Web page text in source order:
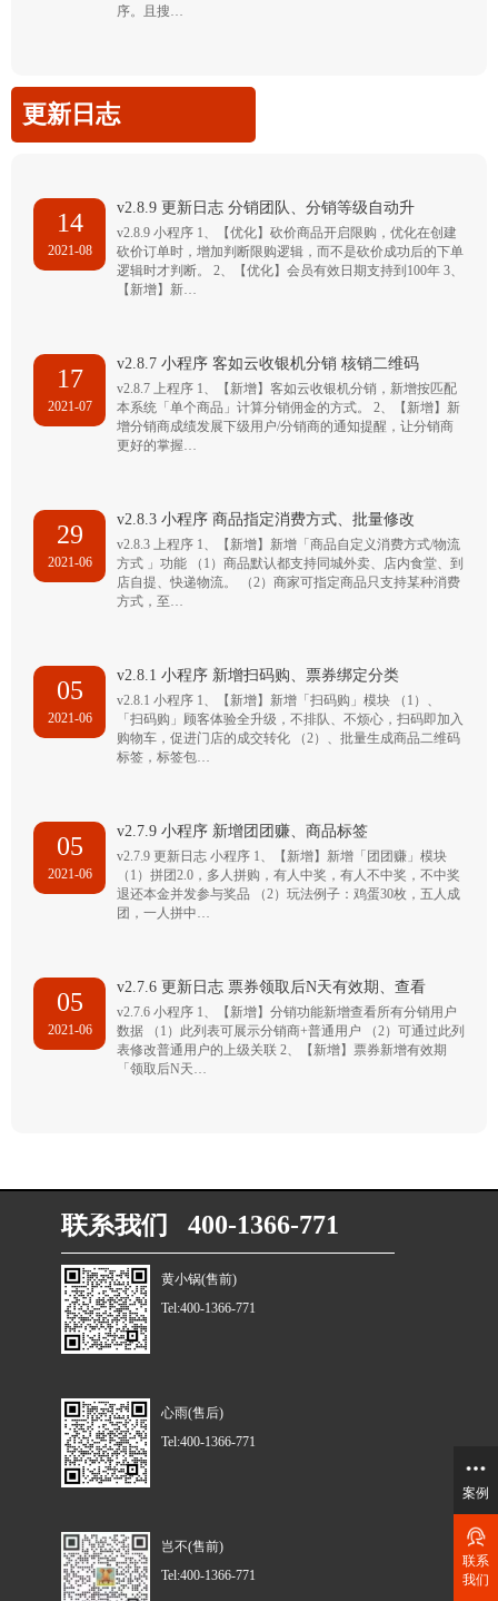
序。且搜…
更新日志
14
2021-08
v2.8.9 更新日志 分销团队、分销等级自动升
v2.8.9 小程序 1、【优化】砍价商品开启限购，优化在创建
砍价订单时，增加判断限购逻辑，而不是砍价成功后的下单
逻辑时才判断。 2、【优化】会员有效日期支持到100年 3、
【新增】新…
17
2021-07
v2.8.7 小程序 客如云收银机分销 核销二维码
v2.8.7 上程序 1、【新增】客如云收银机分销，新增按匹配
本系统「单个商品」计算分销佣金的方式。 2、【新增】新
增分销商成绩发展下级用户/分销商的通知提醒，让分销商
更好的掌握…
29
2021-06
v2.8.3 小程序 商品指定消费方式、批量修改
v2.8.3 上程序 1、【新增】新增「商品自定义消费方式/物流
方式 」功能 （1）商品默认都支持同城外卖、店内食堂、到
店自提、快递物流。 （2）商家可指定商品只支持某种消费
方式，至…
05
2021-06
v2.8.1 小程序 新增扫码购、票券绑定分类
v2.8.1 小程序 1、【新增】新增「扫码购」模块 （1）、
「扫码购」顾客体验全升级，不排队、不烦心，扫码即加入
购物车，促进门店的成交转化 （2）、批量生成商品二维码
标签，标签包…
05
2021-06
v2.7.9 小程序 新增团团赚、商品标签
v2.7.9 更新日志 小程序 1、【新增】新增「团团赚」模块
（1）拼团2.0，多人拼购，有人中奖，有人不中奖，不中奖
退还本金并发参与奖品 （2）玩法例子：鸡蛋30枚，五人成
团，一人拼中…
05
2021-06
v2.7.6 更新日志 票券领取后N天有效期、查看
v2.7.6 小程序 1、【新增】分销功能新增查看所有分销用户
数据 （1）此列表可展示分销商+普通用户 （2）可通过此列
表修改普通用户的上级关联 2、【新增】票券新增有效期
「领取后N天…
联系我们 400-1366-771
黄小锅(售前)
Tel:400-1366-771
心雨(售后)
Tel:400-1366-771
岂不(售前)
Tel:400-1366-771
案例
联系
我们